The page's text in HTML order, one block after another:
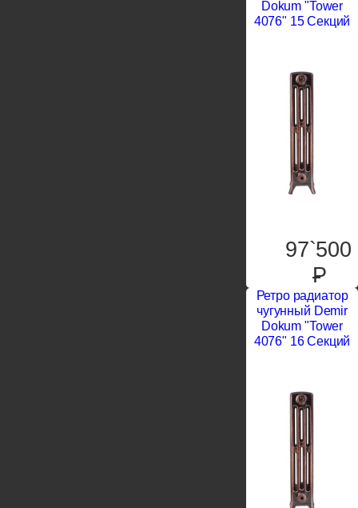
Dokum "Tower
4076" 15 Секций
97`500
P
Ретро радиатор
чугунный Demir
Dokum "Tower
4076" 16 Секций